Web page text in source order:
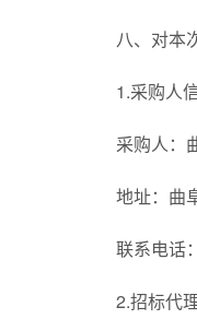
八、对本
1.采购人
采购人：
地址：曲
联系电话
2.招标代